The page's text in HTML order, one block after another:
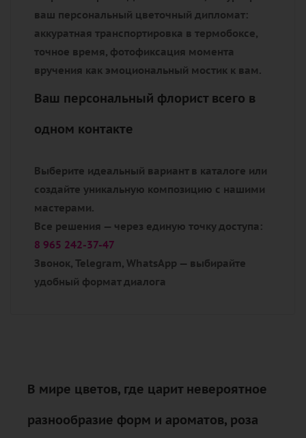
ваш персональный цветочный дипломат:
аккуратная транспортировка в термобоксе,
точное время, фотофиксация момента
вручения как эмоциональный мостик к вам.
Ваш персональный флорист всего в
одном контакте
Выберите идеальный вариант в каталоге или
создайте уникальную композицию с нашими
мастерами.
Все решения — через единую точку доступа:
8 965 242-37-47
Звонок, Telegram, WhatsApp — выбирайте
удобный формат диалога
В мире цветов, где царит невероятное
разнообразие форм и ароматов, роза